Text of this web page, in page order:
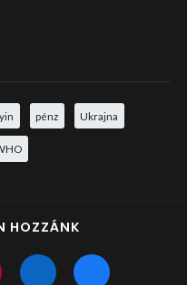
pénz Ukrajna
HOZZÁNK